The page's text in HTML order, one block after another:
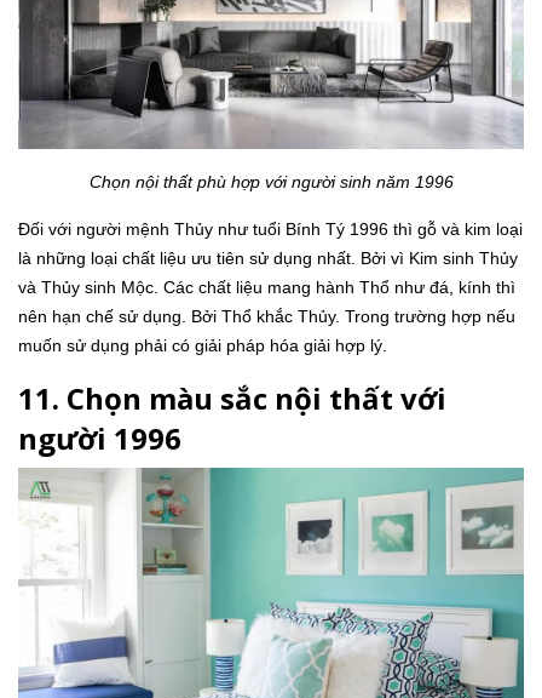
Chọn nội thất phù hợp với người sinh năm 1996
Đối với người mệnh Thủy như tuổi Bính Tý 1996 thì gỗ và kim loại
là những loại chất liệu ưu tiên sử dụng nhất. Bởi vì Kim sinh Thủy
và Thủy sinh Mộc. Các chất liệu mang hành Thổ như đá, kính thì
nên hạn chế sử dụng. Bởi Thổ khắc Thủy. Trong trường hợp nếu
muốn sử dụng phải có giải pháp hóa giải hợp lý.
11. Chọn màu sắc nội thất với
người 1996